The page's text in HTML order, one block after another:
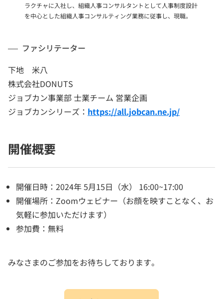
ラクチャに入社し、組織人事コンサルタントとして人事制度設計
を中心とした組織人事コンサルティング業務に従事し、現職。
ファシリテーター
下地 米八
株式会社DONUTS
ジョブカン事業部 士業チーム 営業企画
ジョブカンシリーズ： https://all.jobcan.ne.jp/
開催概要
開催日時：2024年 5月15日（水） 16:00~17:00
開催場所：Zoomウェビナー（お顔を映すことなく、お
気軽に参加いただけます）
参加費：無料
みなさまのご参加をお待ちしております。